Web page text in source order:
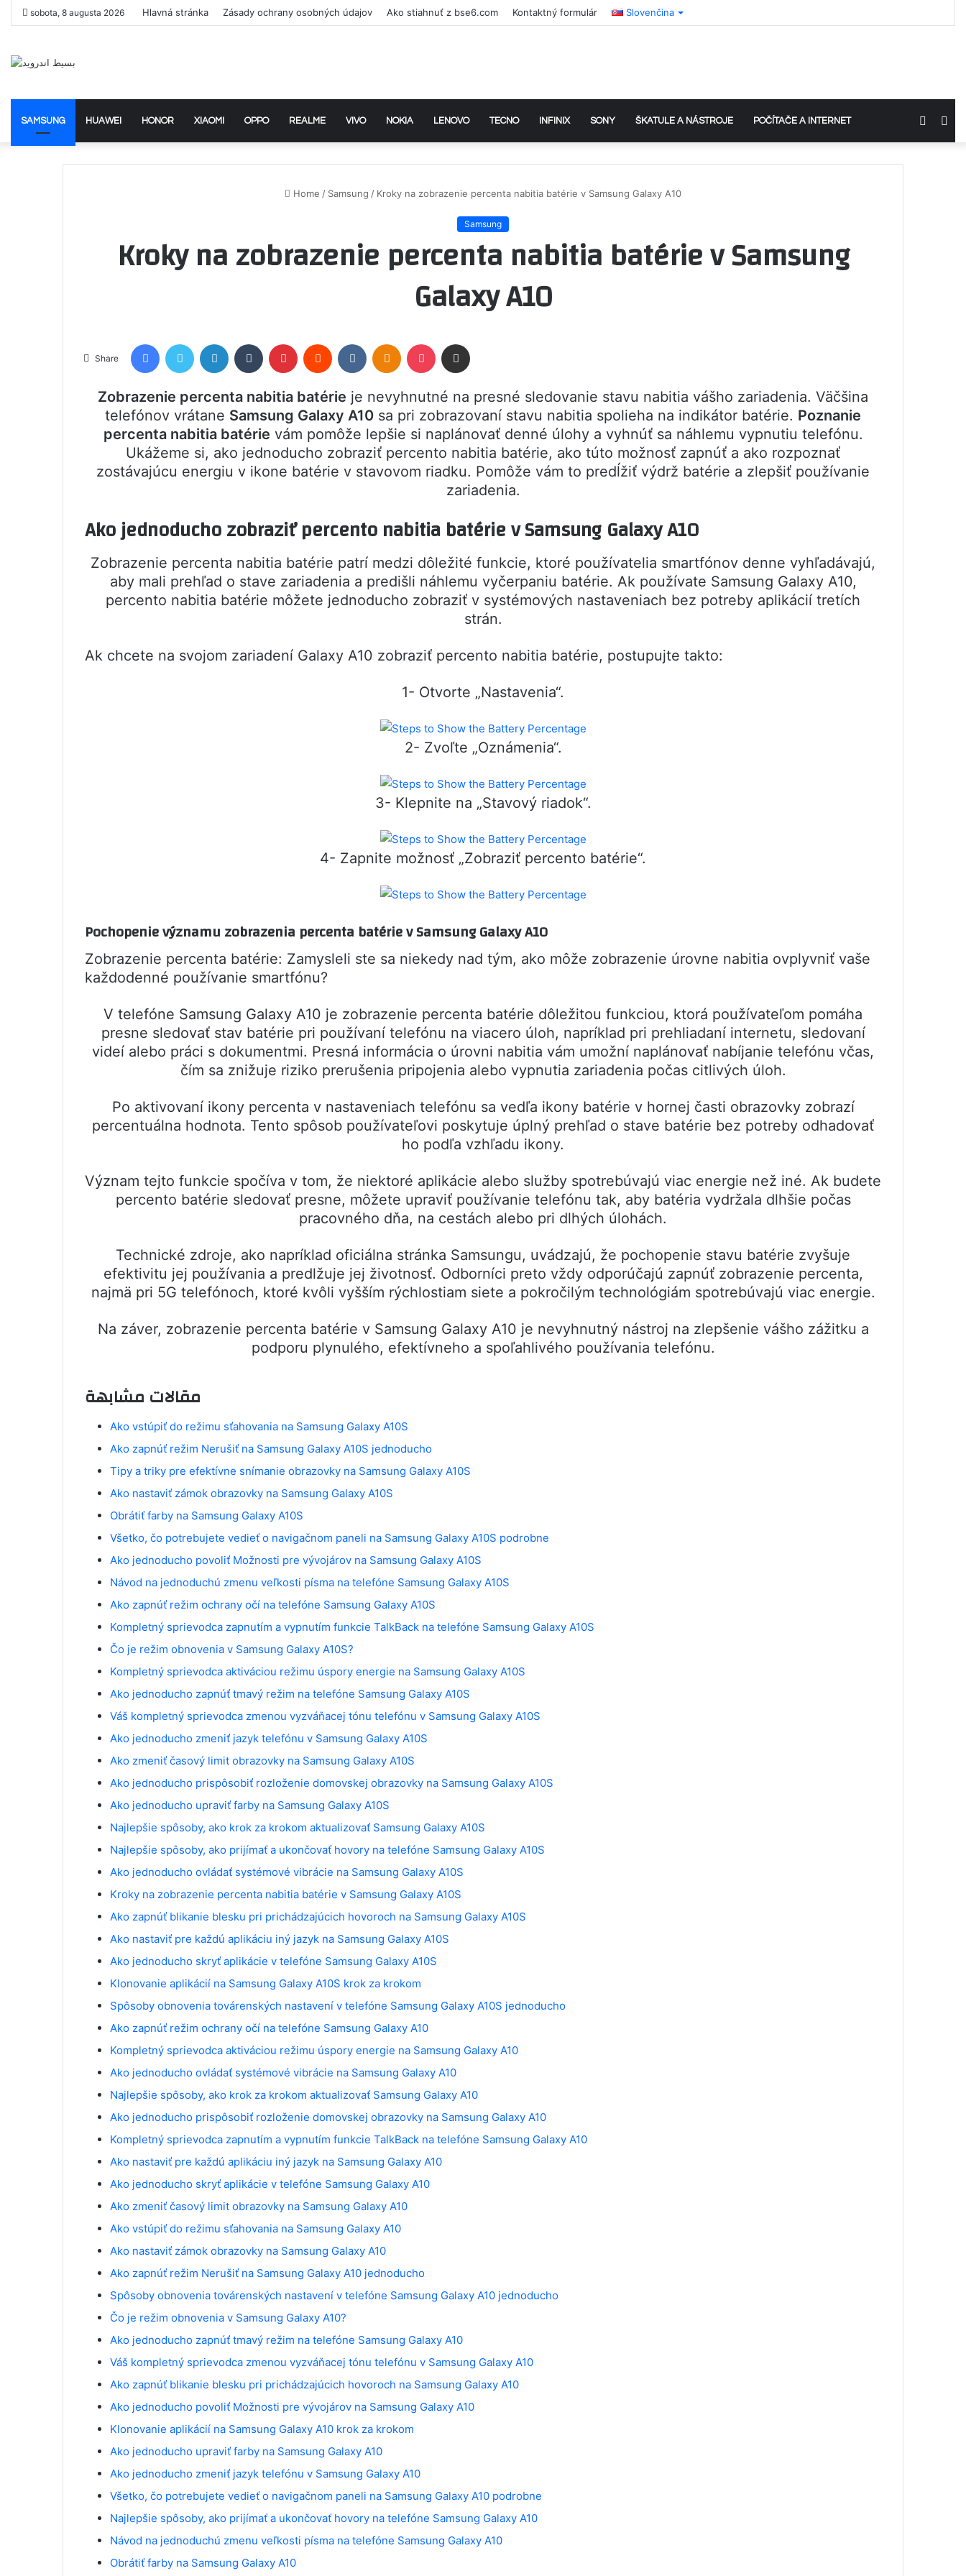
sobota, 8 augusta 2026 Hlavná stránka Zásady ochrany osobných údajov Ako stiahnuť z bse6.com Kontaktný formulár Slovenčina
SAMSUNG HUAWEI HONOR XIAOMI OPPO REALME VIVO NOKIA LENOVO TECNO INFINIX SONY ŠKATULE A NÁSTROJE POČÍTAČE A INTERNET Switch
Home / Samsung / Kroky na zobrazenie percenta nabitia batérie v Samsung Galaxy A10
Samsung
Kroky na zobrazenie percenta nabitia batérie v Samsung
Galaxy A10
Share
FacebookTwitter LinkedIn Tumblr Pinterest Reddit VKontakteOdnoklassniki
Pocket
Zobrazenie percenta nabitia batérie je nevyhnutné na presné sledovanie stavu nabitia vášho zariadenia. Väčšina
telefónov vrátane Samsung Galaxy A10 sa pri zobrazovaní stavu nabitia spolieha na indikátor batérie. Poznanie
percenta nabitia batérie vám pomôže lepšie si naplánovať denné úlohy a vyhnúť sa náhlemu vypnutiu telefónu.
Ukážeme si, ako jednoducho zobraziť percento nabitia batérie, ako túto možnosť zapnúť a ako rozpoznať
zostávajúcu energiu v ikone batérie v stavovom riadku. Pomôže vám to predĺžiť výdrž batérie a zlepšiť používanie
zariadenia.
Ako jednoducho zobraziť percento nabitia batérie v Samsung Galaxy A10
Zobrazenie percenta nabitia batérie patrí medzi dôležité funkcie, ktoré používatelia smartfónov denne vyhľadávajú,
aby mali prehľad o stave zariadenia a predišli náhlemu vyčerpaniu batérie. Ak používate Samsung Galaxy A10,
percento nabitia batérie môžete jednoducho zobraziť v systémových nastaveniach bez potreby aplikácií tretích
strán.
Ak chcete na svojom zariadení Galaxy A10 zobraziť percento nabitia batérie, postupujte takto:
1- Otvorte „Nastavenia“.
2- Zvoľte „Oznámenia“.
3- Klepnite na „Stavový riadok“.
4- Zapnite možnosť „Zobraziť percento batérie“.
Pochopenie významu zobrazenia percenta batérie v Samsung Galaxy A10
Zobrazenie percenta batérie: Zamysleli ste sa niekedy nad tým, ako môže zobrazenie úrovne nabitia ovplyvniť vaše
každodenné používanie smartfónu?
V telefóne Samsung Galaxy A10 je zobrazenie percenta batérie dôležitou funkciou, ktorá používateľom pomáha
presne sledovať stav batérie pri používaní telefónu na viacero úloh, napríklad pri prehliadaní internetu, sledovaní
videí alebo práci s dokumentmi. Presná informácia o úrovni nabitia vám umožní naplánovať nabíjanie telefónu včas,
čím sa znižuje riziko prerušenia pripojenia alebo vypnutia zariadenia počas citlivých úloh.
Po aktivovaní ikony percenta v nastaveniach telefónu sa vedľa ikony batérie v hornej časti obrazovky zobrazí
percentuálna hodnota. Tento spôsob používateľovi poskytuje úplný prehľad o stave batérie bez potreby odhadovať
ho podľa vzhľadu ikony.
Význam tejto funkcie spočíva v tom, že niektoré aplikácie alebo služby spotrebúvajú viac energie než iné. Ak budete
percento batérie sledovať presne, môžete upraviť používanie telefónu tak, aby batéria vydržala dlhšie počas
pracovného dňa, na cestách alebo pri dlhých úlohách.
Technické zdroje, ako napríklad oficiálna stránka Samsungu, uvádzajú, že pochopenie stavu batérie zvyšuje
efektivitu jej používania a predlžuje jej životnosť. Odborníci preto vždy odporúčajú zapnúť zobrazenie percenta,
najmä pri 5G telefónoch, ktoré kvôli vyšším rýchlostiam siete a pokročilým technológiám spotrebúvajú viac energie.
Na záver, zobrazenie percenta batérie v Samsung Galaxy A10 je nevyhnutný nástroj na zlepšenie vášho zážitku a
podporu plynulého, efektívneho a spoľahlivého používania telefónu.
مقالات مشابهة
Ako vstúpiť do režimu sťahovania na Samsung Galaxy A10S
Ako zapnúť režim Nerušiť na Samsung Galaxy A10S jednoducho
Tipy a triky pre efektívne snímanie obrazovky na Samsung Galaxy A10S
Ako nastaviť zámok obrazovky na Samsung Galaxy A10S
Obrátiť farby na Samsung Galaxy A10S
Všetko, čo potrebujete vedieť o navigačnom paneli na Samsung Galaxy A10S podrobne
Ako jednoducho povoliť Možnosti pre vývojárov na Samsung Galaxy A10S
Návod na jednoduchú zmenu veľkosti písma na telefóne Samsung Galaxy A10S
Ako zapnúť režim ochrany očí na telefóne Samsung Galaxy A10S
Kompletný sprievodca zapnutím a vypnutím funkcie TalkBack na telefóne Samsung Galaxy A10S
Čo je režim obnovenia v Samsung Galaxy A10S?
Kompletný sprievodca aktiváciou režimu úspory energie na Samsung Galaxy A10S
Ako jednoducho zapnúť tmavý režim na telefóne Samsung Galaxy A10S
Váš kompletný sprievodca zmenou vyzváňacej tónu telefónu v Samsung Galaxy A10S
Ako jednoducho zmeniť jazyk telefónu v Samsung Galaxy A10S
Ako zmeniť časový limit obrazovky na Samsung Galaxy A10S
Ako jednoducho prispôsobiť rozloženie domovskej obrazovky na Samsung Galaxy A10S
Ako jednoducho upraviť farby na Samsung Galaxy A10S
Najlepšie spôsoby, ako krok za krokom aktualizovať Samsung Galaxy A10S
Najlepšie spôsoby, ako prijímať a ukončovať hovory na telefóne Samsung Galaxy A10S
Ako jednoducho ovládať systémové vibrácie na Samsung Galaxy A10S
Kroky na zobrazenie percenta nabitia batérie v Samsung Galaxy A10S
Ako zapnúť blikanie blesku pri prichádzajúcich hovoroch na Samsung Galaxy A10S
Ako nastaviť pre každú aplikáciu iný jazyk na Samsung Galaxy A10S
Ako jednoducho skryť aplikácie v telefóne Samsung Galaxy A10S
Klonovanie aplikácií na Samsung Galaxy A10S krok za krokom
Spôsoby obnovenia továrenských nastavení v telefóne Samsung Galaxy A10S jednoducho
Ako zapnúť režim ochrany očí na telefóne Samsung Galaxy A10
Kompletný sprievodca aktiváciou režimu úspory energie na Samsung Galaxy A10
Ako jednoducho ovládať systémové vibrácie na Samsung Galaxy A10
Najlepšie spôsoby, ako krok za krokom aktualizovať Samsung Galaxy A10
Ako jednoducho prispôsobiť rozloženie domovskej obrazovky na Samsung Galaxy A10
Kompletný sprievodca zapnutím a vypnutím funkcie TalkBack na telefóne Samsung Galaxy A10
Ako nastaviť pre každú aplikáciu iný jazyk na Samsung Galaxy A10
Ako jednoducho skryť aplikácie v telefóne Samsung Galaxy A10
Ako zmeniť časový limit obrazovky na Samsung Galaxy A10
Ako vstúpiť do režimu sťahovania na Samsung Galaxy A10
Ako nastaviť zámok obrazovky na Samsung Galaxy A10
Ako zapnúť režim Nerušiť na Samsung Galaxy A10 jednoducho
Spôsoby obnovenia továrenských nastavení v telefóne Samsung Galaxy A10 jednoducho
Čo je režim obnovenia v Samsung Galaxy A10?
Ako jednoducho zapnúť tmavý režim na telefóne Samsung Galaxy A10
Váš kompletný sprievodca zmenou vyzváňacej tónu telefónu v Samsung Galaxy A10
Ako zapnúť blikanie blesku pri prichádzajúcich hovoroch na Samsung Galaxy A10
Ako jednoducho povoliť Možnosti pre vývojárov na Samsung Galaxy A10
Klonovanie aplikácií na Samsung Galaxy A10 krok za krokom
Ako jednoducho upraviť farby na Samsung Galaxy A10
Ako jednoducho zmeniť jazyk telefónu v Samsung Galaxy A10
Všetko, čo potrebujete vedieť o navigačnom paneli na Samsung Galaxy A10 podrobne
Najlepšie spôsoby, ako prijímať a ukončovať hovory na telefóne Samsung Galaxy A10
Návod na jednoduchú zmenu veľkosti písma na telefóne Samsung Galaxy A10
Obrátiť farby na Samsung Galaxy A10